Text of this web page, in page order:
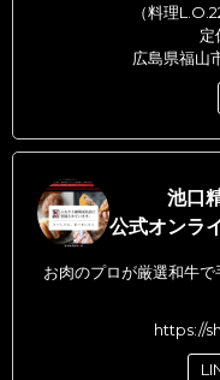
（料理
定
広島県福山
池口
公式オンラ
お肉のプロが厳選和牛
https://